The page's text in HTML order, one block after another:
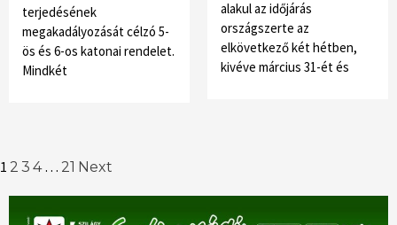
terjedésének
megakadályozását célzó 5-
ös és 6-os katonai rendelet.
Mindkét
alakul az időjárás
országszerte az
elkövetkező két hétben,
kivéve március 31-ét és
Posts
navigation
1 2 3 4 … 21 Next